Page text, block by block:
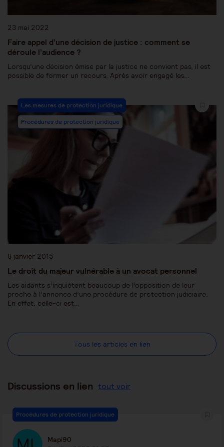
23 mai 2022
Faire appel d’une décision de justice : comment se
déroule l’audience ?
Lorsqu’une décision émise par la justice ne convient pas, il est
possible de former un recours. Après avoir engagé les…
Les mesures de protection juridique
Procédures de protection juridique
8 janvier 2015
Le droit du majeur vulnérable à un avocat personnel
Les aidants s’inquiètent beaucoup de l’opposition de leur
proche à l’annonce d’une procédure de protection judiciaire.
En effet, celle-ci est…
Tous les articles en lien
Discussions en lien tout voir
Procédures de protection juridique
Mapi90